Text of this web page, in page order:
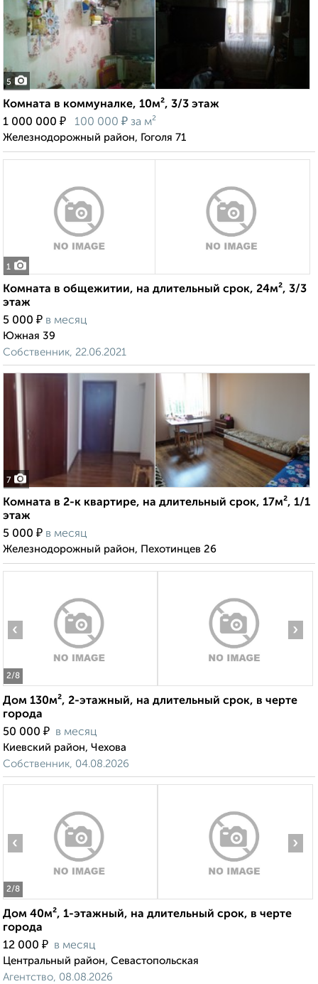
5
Комната в коммуналке, 10м², 3/3 этаж
1 000 000 ₽ 100 000 ₽ за м²
Железнодорожный район, Гоголя 71
1
Комната в общежитии, на длительный срок, 24м², 3/3
этаж
5 000 ₽ в месяц
Южная 39
Собственник, 22.06.2021
7
Комната в 2-к квартире, на длительный срок, 17м², 1/1
этаж
5 000 ₽ в месяц
Железнодорожный район, Пехотинцев 26
2/8
‹ ›
Дом 130м², 2-этажный, на длительный срок, в черте
города
50 000 ₽ в месяц
Киевский район, Чехова
Собственник, 04.08.2026
2/8
‹ ›
Дом 40м², 1-этажный, на длительный срок, в черте
города
12 000 ₽ в месяц
Центральный район, Севастопольская
Агентство, 08.08.2026